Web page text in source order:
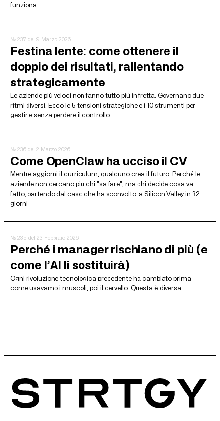
funziona.
№ 237 del 9 Marzo 2026
Festina lente: come ottenere il
doppio dei risultati, rallentando
strategicamente
Le aziende più veloci non fanno tutto più in fretta. Governano due
ritmi diversi. Ecco le 5 tensioni strategiche e i 10 strumenti per
gestirle senza perdere il controllo.
№ 236 del 2 Marzo 2026
Come OpenClaw ha ucciso il CV
Mentre aggiorni il curriculum, qualcuno crea il futuro. Perché le
aziende non cercano più chi "sa fare", ma chi decide cosa va
fatto, partendo dal caso che ha sconvolto la Silicon Valley in 82
giorni.
№ 235 del 23 Febbraio 2026
Perché i manager rischiano di più (e
come l’AI li sostituirà)
Ogni rivoluzione tecnologica precedente ha cambiato prima
come usavamo i muscoli, poi il cervello. Questa è diversa.